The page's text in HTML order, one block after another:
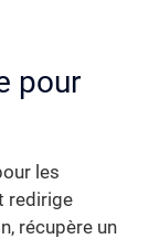
pour
les
redirige
récupère un